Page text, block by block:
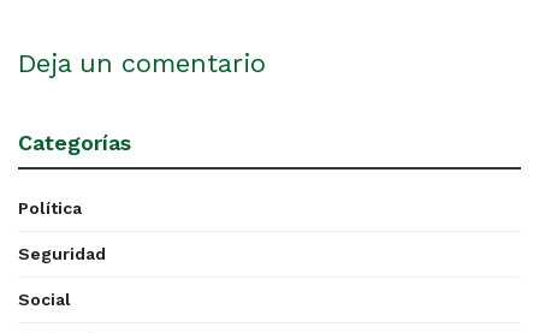
Deja un comentario
Categorías
Política
Seguridad
Social